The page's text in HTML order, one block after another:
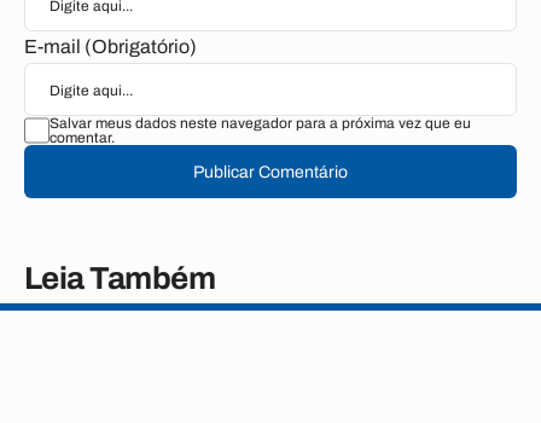
E-mail (Obrigatório)
Salvar meus dados neste navegador para a próxima vez que eu
comentar.
Publicar Comentário
Leia Também